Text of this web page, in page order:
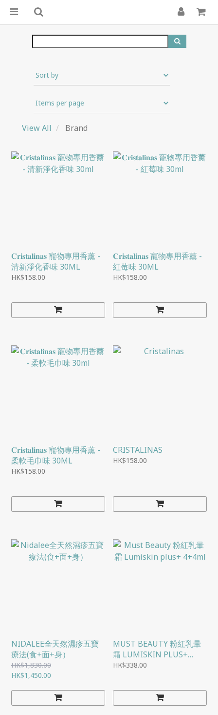
View All Brand
𝐂𝐫𝐢𝐬𝐭𝐚𝐥𝐢𝐧𝐚𝐬 寵物專用香薰 -
清新淨化香味 30ML
HK$158.00
𝐂𝐫𝐢𝐬𝐭𝐚𝐥𝐢𝐧𝐚𝐬 寵物專用香薰 -
紅莓味 30ML
HK$158.00
𝐂𝐫𝐢𝐬𝐭𝐚𝐥𝐢𝐧𝐚𝐬 寵物專用香薰 -
柔軟毛巾味 30ML
HK$158.00
CRISTALINAS
HK$158.00
NIDALEE全天然濕疹五寶
療法(食+面+身）
HK$1,830.00
HK$1,450.00
MUST BEAUTY 粉紅乳暈
霜 LUMISKIN PLUS+
4+4ML
HK$338.00